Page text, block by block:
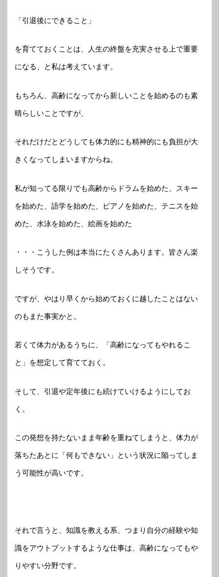
「引退後にできること」
を育てておくことは、人生の終盤を充実させる上で重要
になる、と私は考えています。
もちろん、高齢になってから新しいことを始めるのも素
晴らしいことですが、
それだけだとどうしても体力的にも精神的にも負担が大
きくなってしまいますからね。
私が知ってる限りでも高齢からドラムを始めた、スキー
を始めた、語学を始めた、ピアノを始めた、テニスを始
めた、水泳を始めた、絵画を始めた
・・・こうした例は本当にたくさんあります。皆さん楽
しそうです。
ですが、やはり早くから始めておくに越したことはない
のもまた事実かと。
若くて体力があるうちに、「高齢になってもやれるこ
と」を想定して育てておく。
そして、引退や定年後にも続けていけるようにしてお
く。
この発想を持たないまま年齢を重ねてしまうと、体力が
落ちたあとに「何もできない」という状況に陥ってしま
う可能性が高いです。
それで言うと、知識を教える系、つまり自分の経験や知
識をアウトプットするような仕事は、高齢になってもや
りやすい分野です。